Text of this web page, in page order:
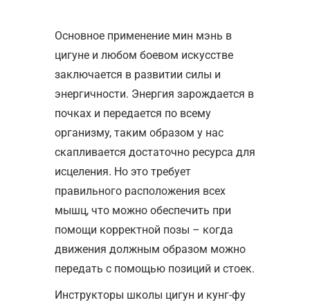
Основное применение мин мэнь в
цигуне и любом боевом искусстве
заключается в развитии силы и
энергичности. Энергия зарождается в
почках и передается по всему
организму, таким образом у нас
скапливается достаточно ресурса для
исцеления. Но это требует
правильного расположения всех
мышц, что можно обеспечить при
помощи корректной позы – когда
движения должным образом можно
передать с помощью позиций и стоек.
Инструкторы школы цигун и кунг-фу